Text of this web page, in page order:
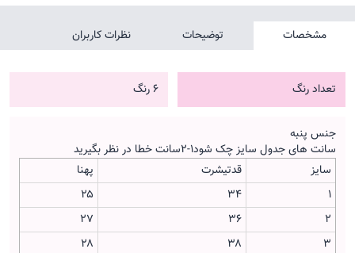
مشخصات توضیحات نظرات کاربران
تعداد رنگ 6 رنگ
جنس پنبه
سانت های جدول سایز چک شود۱-۲سانت خطا در نظر بگیرید
سایز
قدتیشرت
پهنا
۱
۳۴
۲۵
۲
۳۶
۲۷
۳
۳۸
۲۸